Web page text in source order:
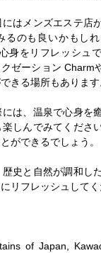
はメンズエステ店
るのも良いかもし
身をリフレッシュ
ゼーション Charm
きる場所もあります
は、温泉で心身を
しんでみてくださ
ができるでしょう。
史と自然が調和し
リフレッシュしてく
of Japan,